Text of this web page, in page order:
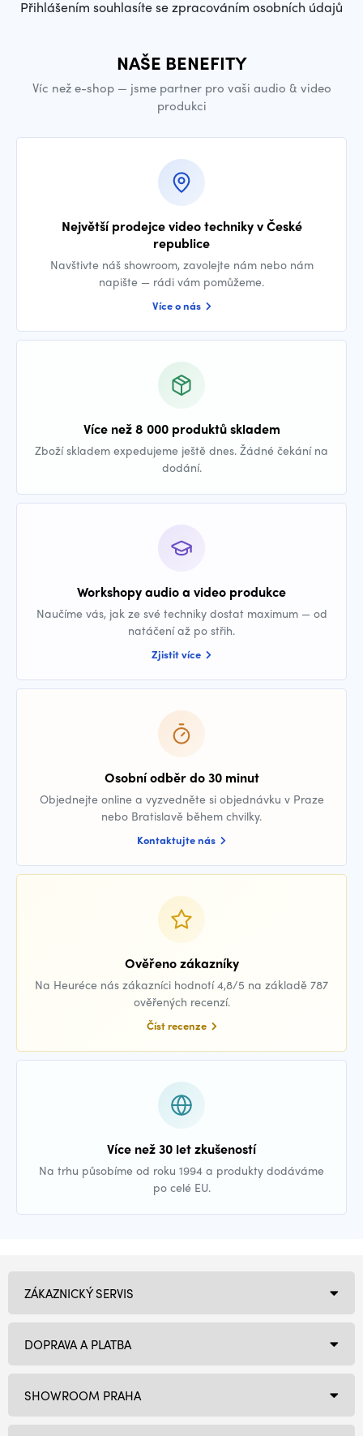
Přihlášením souhlasíte se zpracováním osobních údajů
NAŠE BENEFITY
Víc než e-shop — jsme partner pro vaši audio & video
produkci
Největší prodejce video techniky v České
republice
Navštivte náš showroom, zavolejte nám nebo nám
napište — rádi vám pomůžeme.
Více o nás
Více než 8 000 produktů skladem
Zboží skladem expedujeme ještě dnes. Žádné čekání na
dodání.
Workshopy audio a video produkce
Naučíme vás, jak ze své techniky dostat maximum — od
natáčení až po střih.
Zjistit více
Osobní odběr do 30 minut
Objednejte online a vyzvedněte si objednávku v Praze
nebo Bratislavě během chvilky.
Kontaktujte nás
Ověřeno zákazníky
Na Heuréce nás zákazníci hodnotí 4,8/5 na základě 787
ověřených recenzí.
Číst recenze
Více než 30 let zkušeností
Na trhu působíme od roku 1994 a produkty dodáváme
po celé EU.
SHOWROOM PRAHA
ZÁKAZNICKÝ SERVIS
DOPRAVA A PLATBA